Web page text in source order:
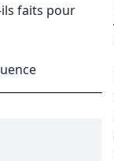
faits pour